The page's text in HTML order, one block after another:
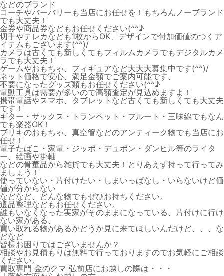
などのブランド
コーチやバーバリーも当店にお任せを！もちろんノーブランド
でも大丈夫！
金券や商品券などもお任せください(^^♪
切手やテレカなども1枚からOK、デザインで付加価値のつくア
イテムもございます(^^)/
カメラは古くても新しくてもフィルムカメラでもデジタルカメ
ラでも大丈夫！
ゲームやおもちゃ、フィギュアなど大大大募集中です(^^)/
ネット価格で安心、満足金額でご案内可能です、
不要になったグッズ類もお任せください(^^♪
電動工具は需要が多いので高額査定が見込めますよ！
携帯電話やスマホ、タブレットなど古くても新しくても大丈夫
です！
ギター・サックス・トランペット・フルート・三味線でもなん
でも楽器OK！
ブリキのおもちゃ、真空管などのアンティーク物でも当店にお
任せ！
電子たばこ・家電・ジッポ・デュポン・ダンヒル等のライタ
ー、絵画や掛軸
などの骨董品から雑貨でも大丈夫！とりあえず持って行ってみ
ましょう！
使っていない・片付けたい・しまいっぱなし・いらないけど価
値が分からない
などなど、どんな物でもぜひお持ちください。
遺品整理などもお任せください。
誰もいなくなった実家がそのままになっている、片付けに行け
ない家がある、
買い取れる物があるかどうか見に来てほしいんだけど、、、な
どなど
皆様お困りではございませんか？
相談やお見積もりは無料で行っておりますのでお気軽にご相談
ください。
買取専門 金のクマ 弘前店にお越しの際は・・・